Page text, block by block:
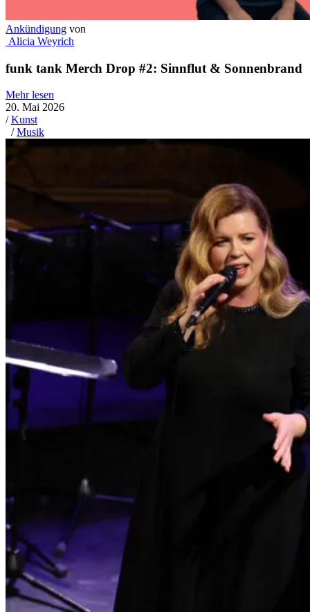
Ankündigung von
Alicia Weyrich
funk tank Merch Drop #2: Sinnflut & Sonnenbrand
Mehr lesen
20. Mai 2026
/Kunst
/Musik